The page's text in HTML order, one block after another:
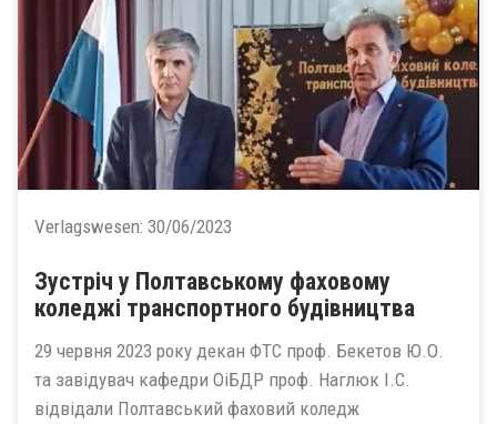
Verlagswesen: 30/06/2023
Зустріч у Полтавському фаховому
коледжі транспортного будівництва
29 червня 2023 року декан ФТС проф. Бекетов Ю.О.
та завідувач кафедри ОіБДР проф. Наглюк І.С.
відвідали Полтавський фаховий коледж